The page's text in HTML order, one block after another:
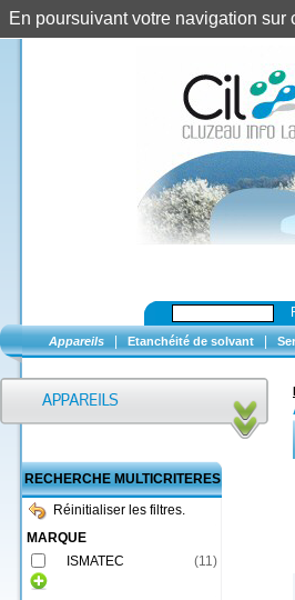
Appareils Etanchéité de solvant
RECHERCHE MULTICRITERES
Réinitialiser les filtres.
MARQUE
ISMATEC
(11)
En poursuivant votre navigation